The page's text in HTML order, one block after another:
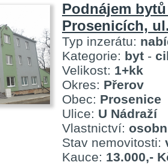
Podnájem
Prosenicích,
Typ inzerátu:
Kategorie: byt -
Velikost: 1+kk
Okres: Přerov
Obec: Prosenice
Ulice: U Nádraží
Vlastnictví:
Stav nemovitosti:
Kauce: 13.000,-